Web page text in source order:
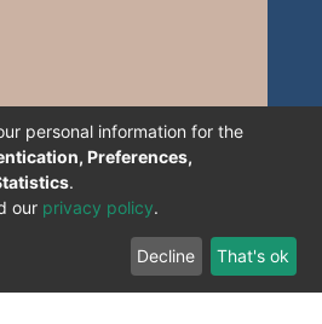
personal information for the
Preferences,
.
our privacy policy.
Decline That's ok